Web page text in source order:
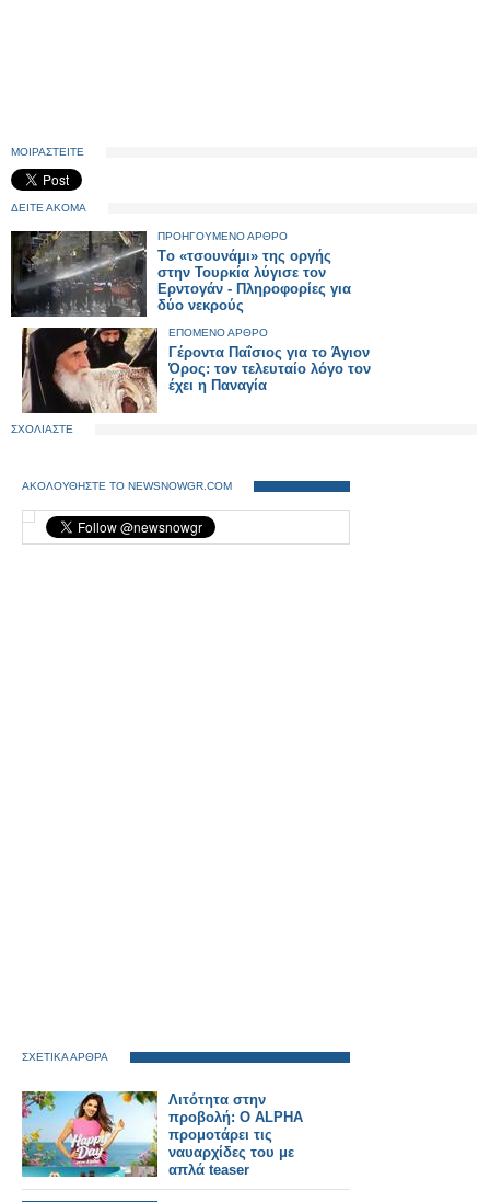
ΜΟΙΡΑΣΤΕΙΤΕ
ΔΕΙΤΕ ΑΚΟΜΑ
ΠΡΟΗΓΟΥΜΕΝΟ ΑΡΘΡΟ
Tο «τσουνάμι» της οργής
στην Τουρκία λύγισε τον
Ερντογάν - Πληροφορίες για
δύο νεκρούς
ΕΠΟΜΕΝΟ ΑΡΘΡΟ
Γέροντα Παΐσιος για το Άγιον
Όρος: τον τελευταίο λόγο τον
έχει η Παναγία
ΣΧΟΛΙΑΣΤΕ
ΑΚΟΛΟΥΘΗΣΤΕ ΤΟ NEWSNOWGR.COM
ΣΧΕΤΙΚΑ ΑΡΘΡΑ
Λιτότητα στην
προβολή: Ο ALPHA
προμοτάρει τις
ναυαρχίδες του με
απλά teaser